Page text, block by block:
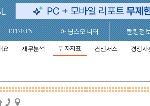
ETF/ETN 어닝스모니터 랭킹정
요 재무분석 투자지표 컨센서스 경쟁사